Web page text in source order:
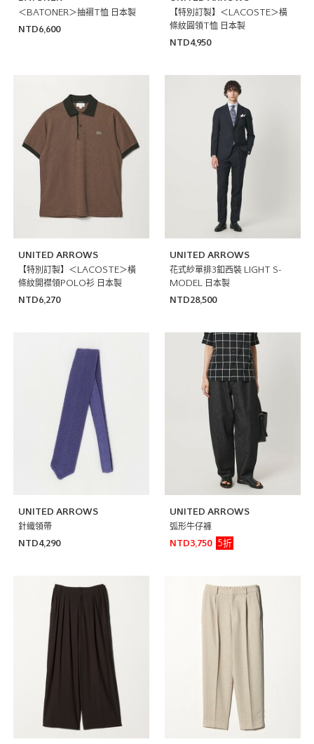
＜BATONER＞抽褶T恤 日本製
NTD6,600
【特別訂製】＜LACOSTE＞橫
條紋圓領T恤 日本製
NTD4,950
UNITED ARROWS
【特別訂製】＜LACOSTE＞橫
條紋開襟領POLO衫 日本製
NTD6,270
UNITED ARROWS
花式紗單排3釦西裝 LIGHT S-
MODEL 日本製
NTD28,500
UNITED ARROWS
針織領帶
NTD4,290
UNITED ARROWS
弧形牛仔褲
NTD3,750
5折